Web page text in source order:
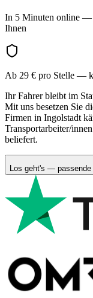
In 5 Minuten online —
Ihnen
Ab 29 € pro Stelle —
Ihr Fahrer bleibt im
Mit uns besetzen Sie
Firmen in Ingolstadt
Transportarbeiter/
beliefert.
Los geht's —